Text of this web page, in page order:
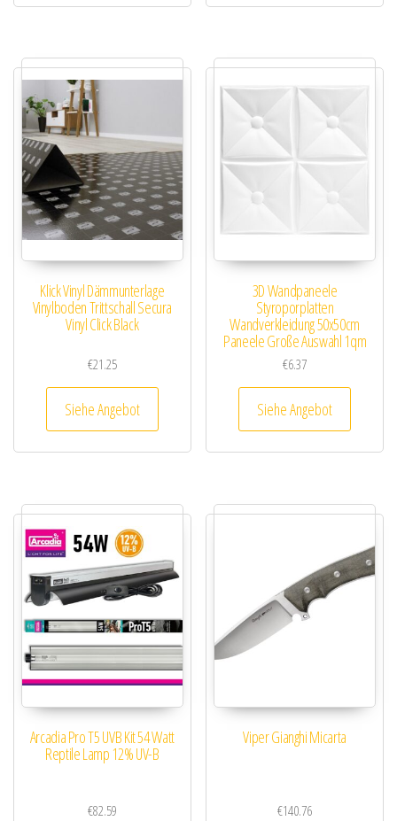
Klick Vinyl Dämmunterlage
Vinylboden Trittschall Secura
Vinyl Click Black
€21.25
Siehe Angebot
3D Wandpaneele
Styroporplatten
Wandverkleidung 50x50cm
Paneele Große Auswahl 1qm
€6.37
Siehe Angebot
Arcadia Pro T5 UVB Kit 54 Watt
Reptile Lamp 12% UV-B
€82.59
Viper Gianghi Micarta
€140.76